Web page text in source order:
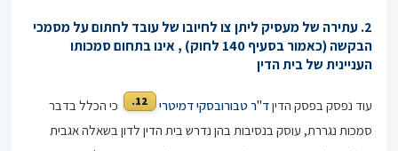
2. עתירה של מעסיק ליתן צו לחיובו של עובד לחתום על מסמכי
הבקשה (כאמור בסעיף 140 לחוק) , אינו בתחום סמכותו
העניינית של בית הדין
עוד נפסק בפסק הדיןד"ר טבורובסקי דמיטרי 12.
כי הכלל בדבר
סמכות נגררת, עוסק בנסיבות בהן נדרש בית הדין לדון בשאלה אגבית